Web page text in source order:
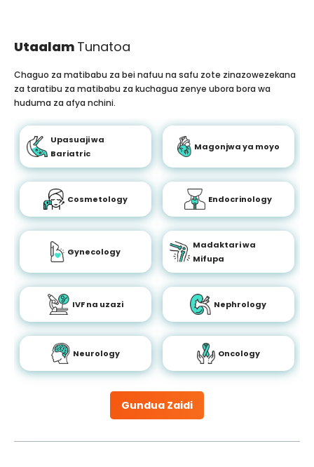
Utaalam Tunatoa
Gundua Zaidi
Chaguo za matibabu za bei nafuu na safu zote zinazowezekana
za taratibu za matibabu za kuchagua zenye ubora bora wa
huduma za afya nchini.
Upasuaji wa
Bariatric
Magonjwa ya moyo
Cosmetology Endocrinology
Gynecology
Madaktari wa
Mifupa
IVF na uzazi Nephrology
Neurology Oncology